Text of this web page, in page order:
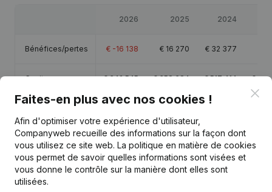
2026 2025 2024
Bénéfices/pertes € -16 138 € 16 270 € 32 377
Capitaux propres €342 545 €358 684 €517 414 €
Publications
Faites-en plus avec nos cookies !
Afin d'optimiser votre expérience d'utilisateur,
Companyweb recueille des informations sur la façon dont
vous utilisez ce site web. La politique en matière de cookies
vous permet de savoir quelles informations sont visées et
vous donne le contrôle sur la manière dont elles sont
utilisées.